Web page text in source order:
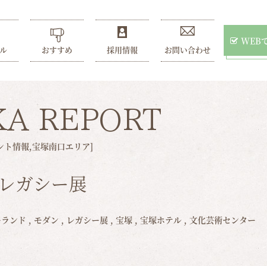
おすすめ 採用情報 お問い合わせ
WEB
REPORT
ト情報,宝塚南口エリア]
ガシー展
ンド , モダン , レガシー展 , 宝塚 , 宝塚ホテル , 文化芸術センター